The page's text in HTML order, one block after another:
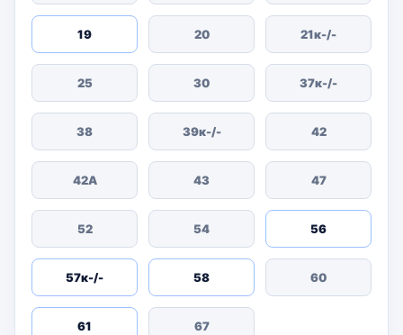
19 20 21к-/-
25 30 37к-/-
38 39к-/- 42
42А 43 47
52 54 56
57к-/- 58 60
61 67